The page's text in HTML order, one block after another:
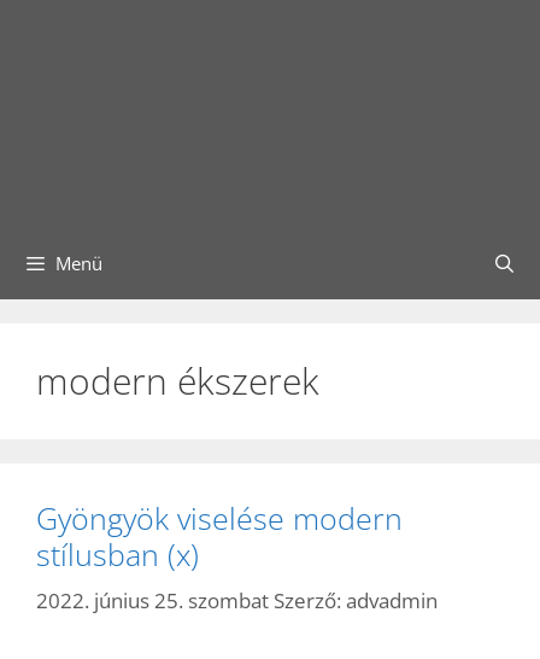
Menü
modern ékszerek
Gyöngyök viselése modern
stílusban (x)
2022. június 25. szombat Szerző: advadmin